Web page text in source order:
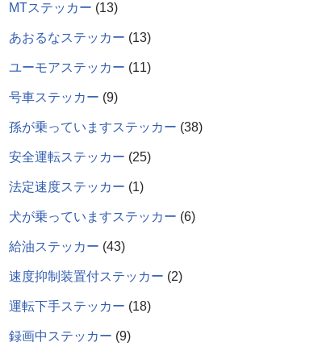
MTステッカー 13
あおるなステッカー 13
ユーモアステッカー 11
号車ステッカー 9
孫が乗っていますステッカー 38
安全運転ステッカー 25
法定速度ステッカー 1
犬が乗っていますステッカー 6
給油ステッカー 43
速度抑制装置付ステッカー 2
運転下手ステッカー 18
録画中ステッカー 9